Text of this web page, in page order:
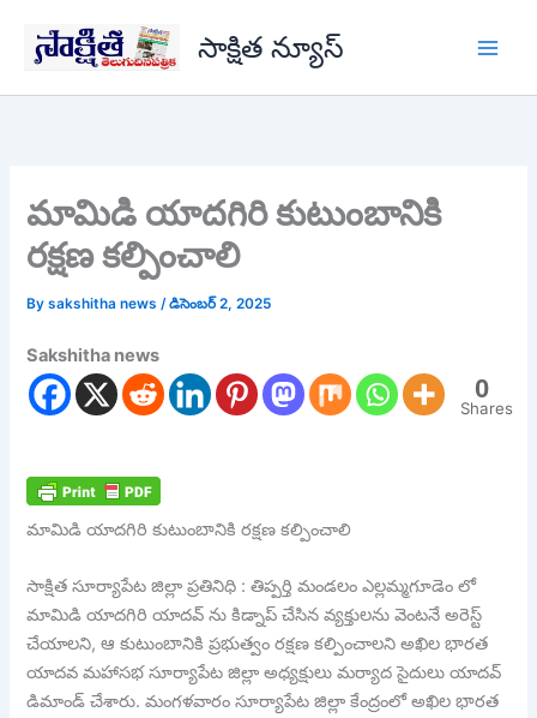
content
సాక్షిత న్యూస్
మామిడి యాదగిరి కుటుంబానికి
రక్షణ కల్పించాలి
Bysakshitha news/డిసెంబర్ 2, 2025
Sakshitha news
0
Shares
మామిడి యాదగిరి కుటుంబానికి రక్షణ కల్పించాలి
సాక్షిత సూర్యాపేట జిల్లా ప్రతినిధి : తిప్పర్తి మండలం ఎల్లమ్మగూడెం లో
మామిడి యాదగిరి యాదవ్ ను కిడ్నాప్ చేసిన వ్యక్తులను వెంటనే అరెస్ట్
చేయాలని, ఆ కుటుంబానికి ప్రభుత్వం రక్షణ కల్పించాలని అఖిల భారత
యాదవ మహాసభ సూర్యాపేట జిల్లా అధ్యక్షులు మర్యాద సైదులు యాదవ్
డిమాండ్ చేశారు. మంగళవారం సూర్యాపేట జిల్లా కేంద్రంలో అఖిల భారత